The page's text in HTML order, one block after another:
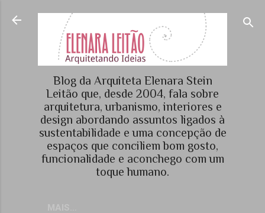
Pular para o conteúdo principal
Blog da Arquiteta Elenara Stein
Leitão que, desde 2004, fala sobre
arquitetura, urbanismo, interiores e
design abordando assuntos ligados à
sustentabilidade e uma concepção de
espaços que conciliem bom gosto,
funcionalidade e aconchego com um
toque humano.